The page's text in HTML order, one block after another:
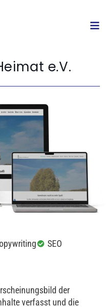
e.V.
SEO
der
verfasst und die